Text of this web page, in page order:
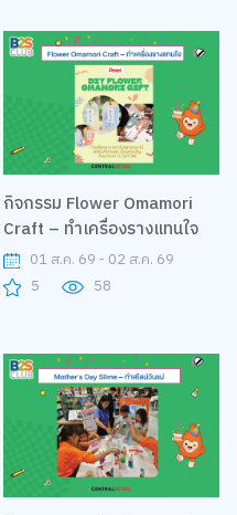
กิจกรรม Flower Omamori
Craft – ทำเครื่องรางแทนใจ
01 ส.ค. 69 - 02 ส.ค. 69
5
58